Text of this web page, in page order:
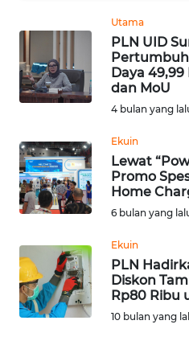
Utama
PLN UID
Daya 49,99
dan MoU
4 bulan yang
Ekuin
Lewat
Promo
Home
6 bulan yang
Ekuin
PLN
Diskon
Rp80 Ribu
10 bulan yang
OPINI
Informasi
BERITA
KONTAK
KAMI
INFO
IKLAN
TENTANG
KAMI